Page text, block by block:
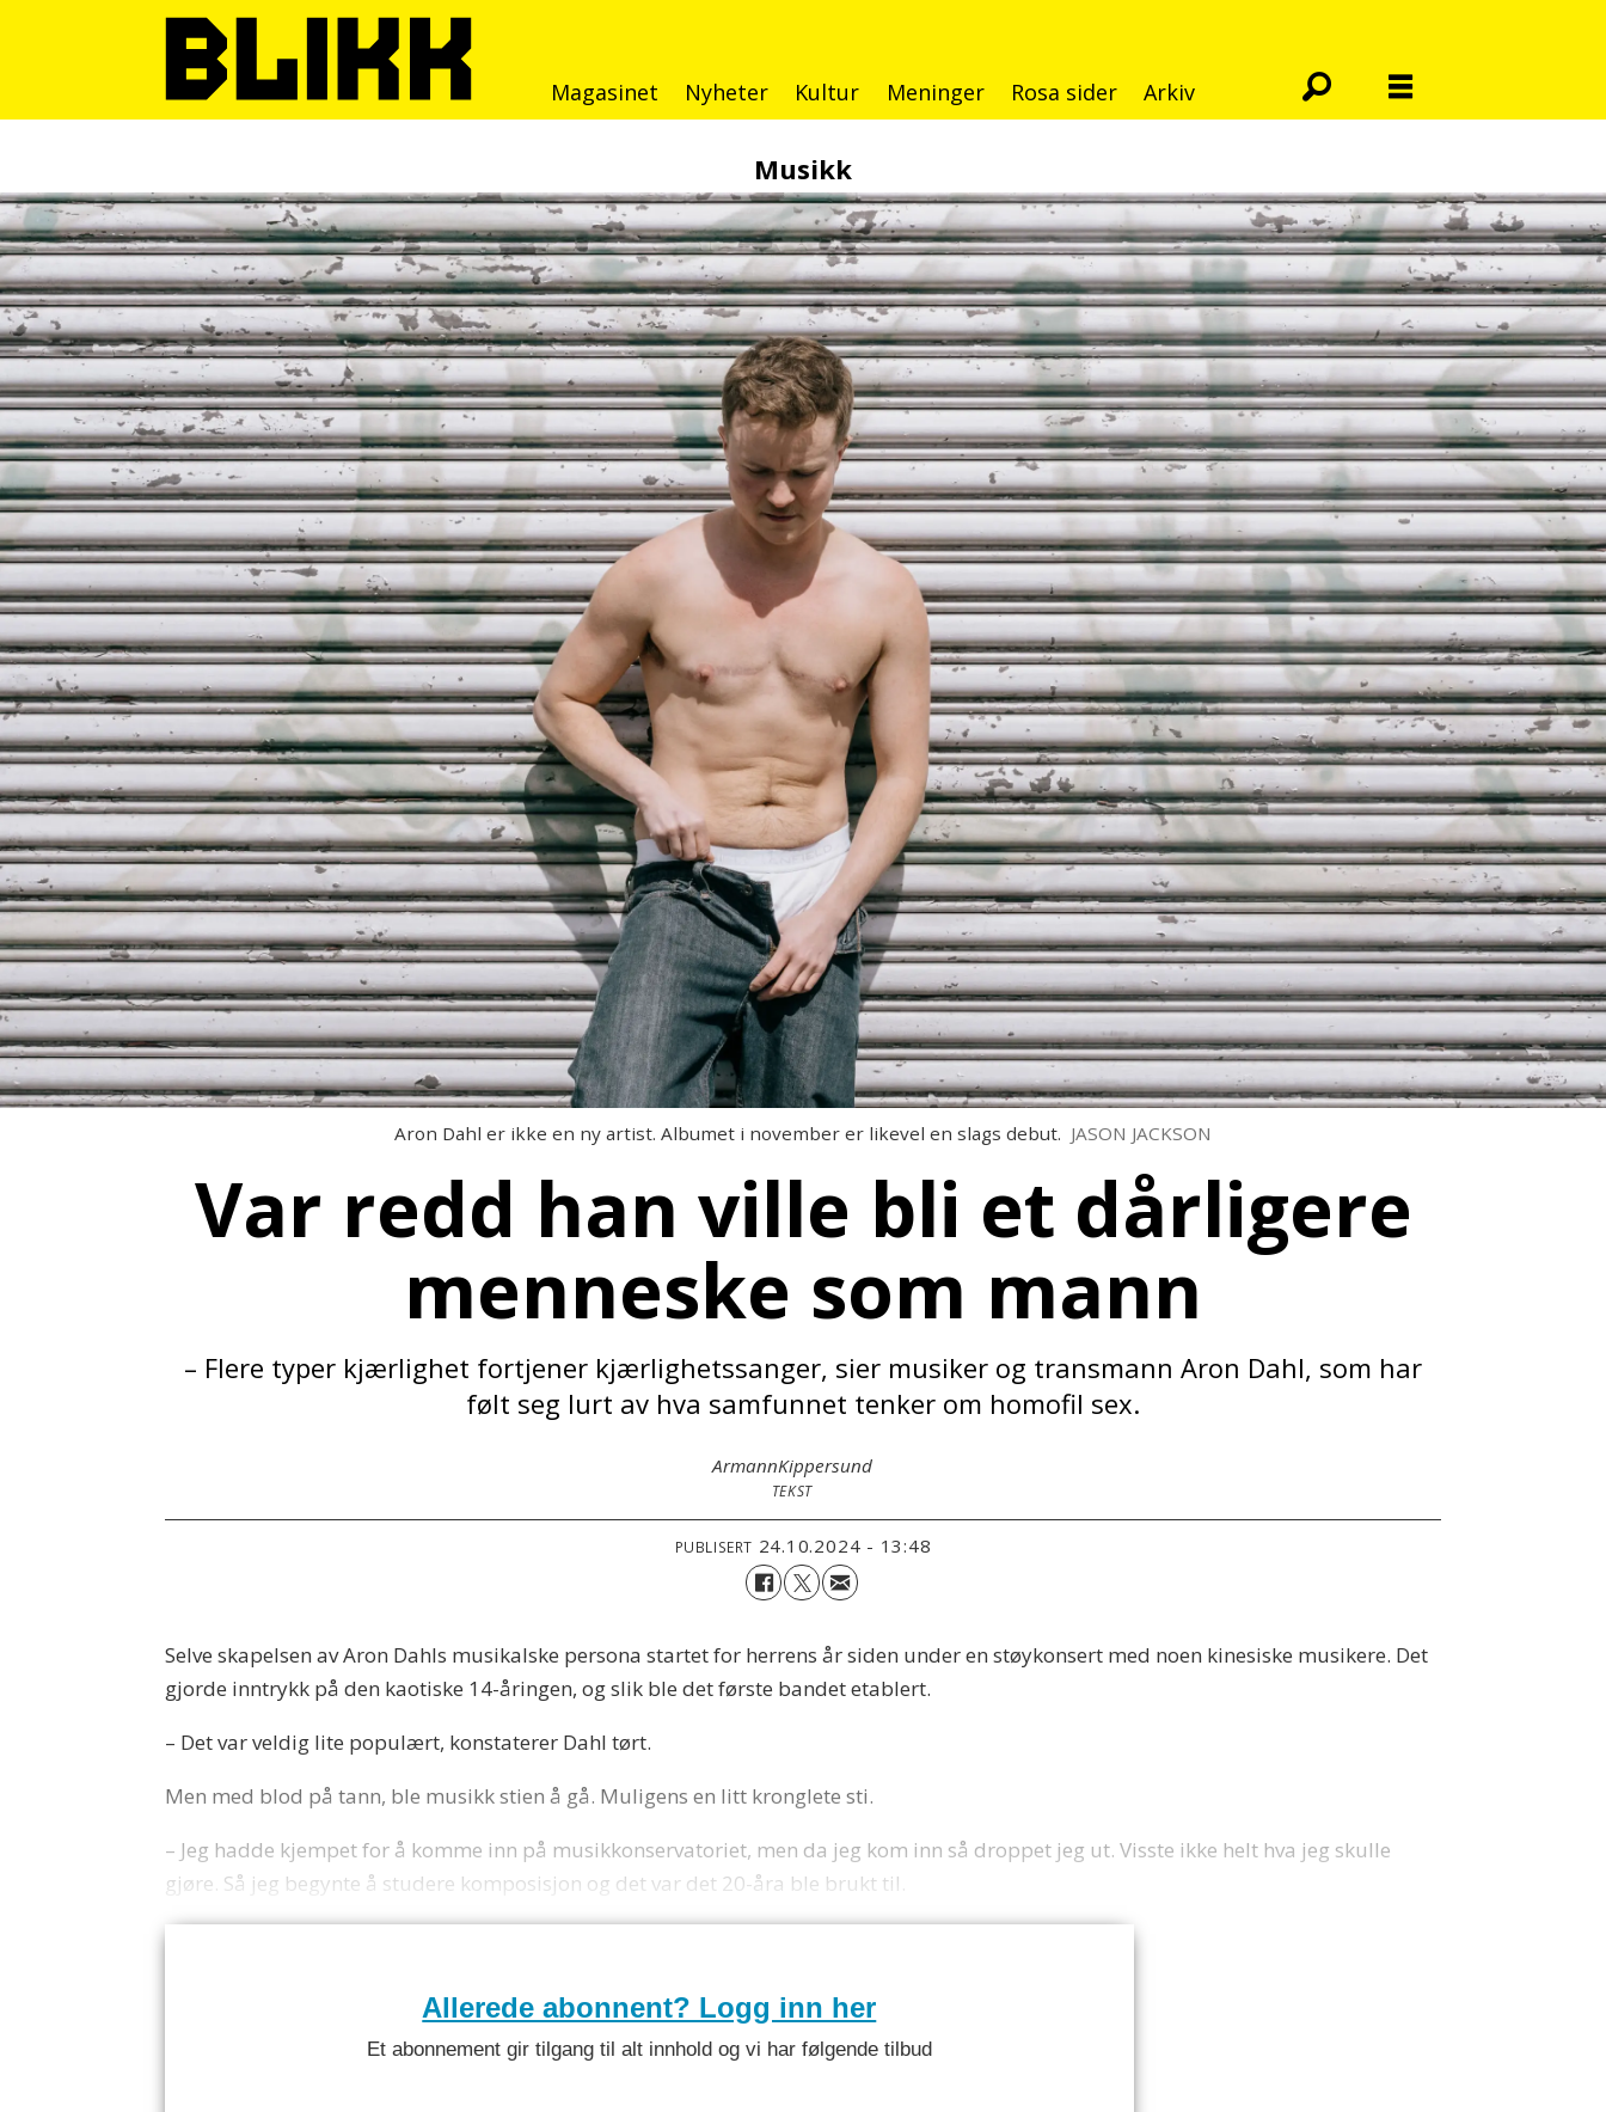
Magasinet Nyheter Kultur Meninger Rosa sider Arkiv
Musikk
Aron Dahl er ikke en ny artist. Albumet i november er likevel en slags debut. JASON JACKSON
Var redd han ville bli et dårligere
menneske som mann
– Flere typer kjærlighet fortjener kjærlighetssanger, sier musiker og transmann Aron Dahl, som har
følt seg lurt av hva samfunnet tenker om homofil sex.
ArmannKippersund
TEKST
PUBLISERT 24.10.2024 - 13:48
Selve skapelsen av Aron Dahls musikalske persona startet for herrens år siden under en støykonsert med noen kinesiske musikere. Det
gjorde inntrykk på den kaotiske 14-åringen, og slik ble det første bandet etablert.
– Det var veldig lite populært, konstaterer Dahl tørt.
Men med blod på tann, ble musikk stien å gå. Muligens en litt kronglete sti.
– Jeg hadde kjempet for å komme inn på musikkonservatoriet, men da jeg kom inn så droppet jeg ut. Visste ikke helt hva jeg skulle
gjøre. Så jeg begynte å studere komposisjon og det var det 20-åra ble brukt til.
Allerede abonnent? Logg inn her
Et abonnement gir tilgang til alt innhold og vi har følgende tilbud